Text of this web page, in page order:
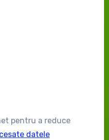
pentru a reduce
datele